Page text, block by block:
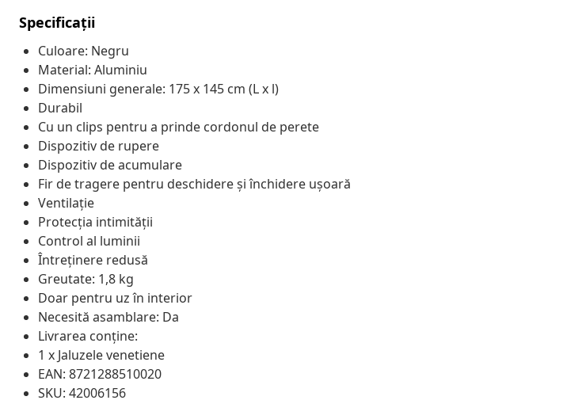
Specificații
Culoare: Negru
Material: Aluminiu
Dimensiuni generale: 175 x 145 cm (L x l)
Durabil
Cu un clips pentru a prinde cordonul de perete
Dispozitiv de rupere
Dispozitiv de acumulare
Fir de tragere pentru deschidere și închidere ușoară
Ventilație
Protecția intimității
Control al luminii
Întreținere redusă
Greutate: 1,8 kg
Doar pentru uz în interior
Necesită asamblare: Da
Livrarea conține:
1 x Jaluzele venetiene
EAN: 8721288510020
SKU: 42006156